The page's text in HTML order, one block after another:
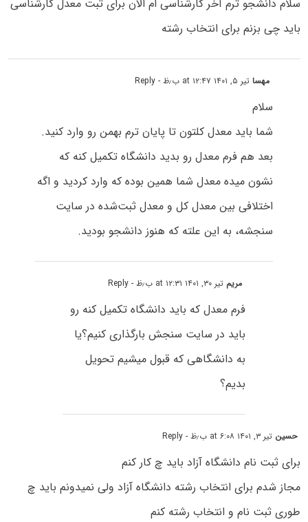
سلام دانشجو ترم آخر کارشناسی ام الان برای ثبت معدل کارشناسی
باید چی بزنم برای انتخاب رشته
مهساتیر ۵, ۱۴۰۱ at ۱۲:۴۷ ب٫ظ - Reply
سلام
شما باید معدل کلتون تا پایان ترم بهمن رو وارد کنید.
بعد هم فرم معدل رو بدید دانشگاه تکمیل کنه که
نشون میده معدل شما همین بوده که وارد کردید و اگه
اختلافی بین معدل کل و معدل ثبت‌شده در سایت
سنجشه، به این علته که هنوز دانشجو بودید.
مریم تیر ۳۰, ۱۴۰۱ at ۱۲:۳۱ ب٫ظ - Reply
فرم معدل که باید دانشگاه تکمیل کنه رو
باید در سایت سنجش بارگذاری کنیم؟یا
به دانشگاهی که قبول میشیم تحویل
بدیم؟
حسین تیر ۳, ۱۴۰۱ at ۶:۰۸ ب٫ظ - Reply
برای ثبت نام دانشگاه آزاد باید چ کار کنم
مجاز شدم برای انتخاب رشته دانشگاه آزاد ولی نمیدونم باید چ
طوری ثبت نام و انتخاب رشته کنم